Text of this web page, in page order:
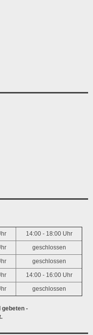
14:00 - 18:00 Uhr
geschlossen
geschlossen
14:00 - 16:00 Uhr
geschlossen
gebeten -